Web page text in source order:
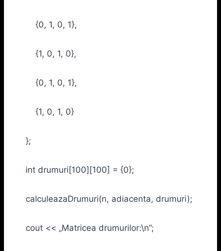
{0, 1, 0, 1},
{1, 0, 1, 0},
{0, 1, 0, 1},
{1, 0, 1, 0}
};
int drumuri[100][100] = {0};
calculeazaDrumuri(n, adiacenta, drumuri);
cout << „Matricea drumurilor:\n”;